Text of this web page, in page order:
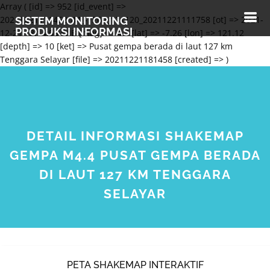
SISTEM MONITORING
PRODUKSI INFORMASI
Array ( [id] => 952 [id_event] =>
20211221111458_44_-7260_121120_20211221111758 [ot] => 2021-
12-21 18:14:58 WIB [mag] => 4.4 [lat] => -7.26 [lon] => 121.12
[depth] => 10 [ket] => Pusat gempa berada di laut 127 km
Tenggara Selayar [file] => 20211221181458 [created] => )
DETAIL INFORMASI SHAKEMAP
GEMPA M4.4 PUSAT GEMPA BERADA
DI LAUT 127 KM TENGGARA
SELAYAR
PETA SHAKEMAP INTERAKTIF